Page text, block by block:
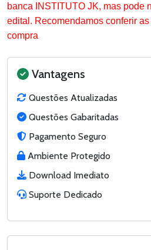
banca INSTITUTO JK, mas pode
edital. Recomendamos conferir
compra
Vantagens
Questões Atualizadas
Questões Gabaritadas
Pagamento Seguro
Ambiente Protegido
Download Imediato
Suporte Dedicado